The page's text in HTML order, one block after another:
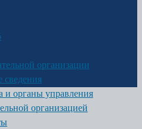
организации
и органы управления
организацией